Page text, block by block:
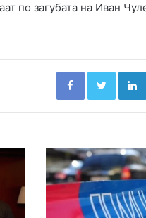
по загубата на Иван
FacebookTwitter